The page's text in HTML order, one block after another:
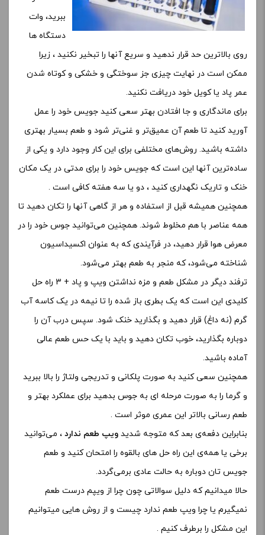
ببرید، وات
دستگاه ها
روی بالاترین حد قرار ندهید و سریع آنها را تبخیر نکنید ، زیرا
ممکن است در نهایت چیزی جز سوختگی و خشکی و کوتاه شدن
عمر پاد یا کویل خود دریافت نکنید.
برای ماندگاری و جا افتادن بهتر سعی کنید جویس خود را عمل
آورید کنید تا طعم آن عمیق‌تر و غنی‌تر شود و طعم بسیار بهتری
داشته باشید. روش‌های مختلفی برای این کار وجود دارد و یکی از
ساده‌ترین آنها این است که جویس خود را برای مدتی در یک مکان
خنک و تاریک نگهداری کنید ، دو یا سه هفته کافی است .
همچنین همیشه قبل از استفاده و هر از گاهی آنها را تکان دهید تا
همه عناصر با هم مخلوط شوند. همچنین می‌توانید جوس خود را در
معرض هوا قرار دهید، در فرآیندی که به عنوان اکسیداسیون
شناخته می‌شود، که منجر به طعم بهتر می‌شود.
ترفند دیگر در مشکل طعم و مزه نداشتن ویپ و پاد + 3 راه حل
کلیدی این است که یک بطری باز شده را تا نیمه در یک کاسه آب
گرم (نه داغ) قرار دهید و بگذارید خنک شود. سپس درب آن را
دوباره بگذارید، خوب تکان دهید و باید با یک حس طعم عالی
آماده باشید.
همچنین سعی کنید به صورت پلکانی و تدریجی ولتاژ را بالا ببرید
و گرما را به صورت مرحله ای به جوس بدهید برای عملکرد بهتر و
طعم رسانی بالاتر این عمری موثر است .
بنابراین دفعه‌ی بعد که متوجه شدید ویپ طعم ندارد ، می‌توانید
برخی یا همه‌ی این راه حل های بالقوه را امتحان کنید و طعم
جویس تان دوباره به حالت عادی برمی‌گردد.
حالا میدانیم که دلیل سوالاتی چون چرا از ویپم درست طعم
نمیگیرم یا چرا ویپ طعم ندارد چیست و از روش هایی میتوانیم
این مشکل را برطرف کنیم .